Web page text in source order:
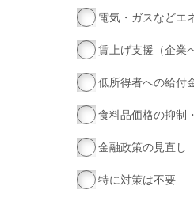
電気・ガスなどエ
賃上げ支援（企業
低所得者への給付
食料品価格の抑制
金融政策の見直し
特に対策は不要